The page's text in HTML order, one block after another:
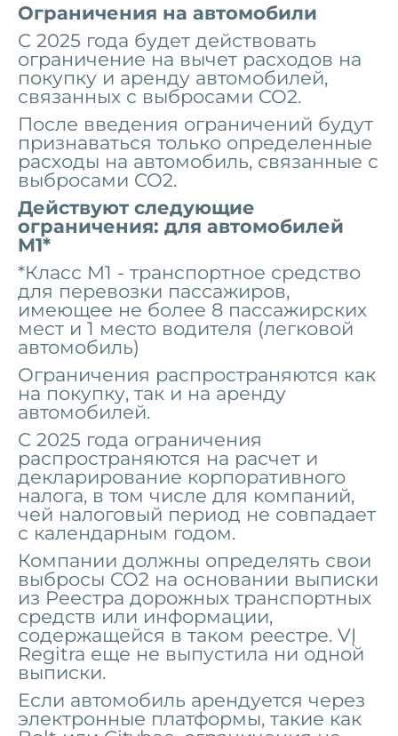
Ограничения на автомобили
С 2025 года будет действовать
ограничение на вычет расходов на
покупку и аренду автомобилей,
связанных с выбросами CO2.
После введения ограничений будут
признаваться только определенные
расходы на автомобиль, связанные с
выбросами CO2.
Действуют следующие
ограничения: для автомобилей
M1*
*Класс M1 - транспортное средство
для перевозки пассажиров,
имеющее не более 8 пассажирских
мест и 1 место водителя (легковой
автомобиль)
Ограничения распространяются как
на покупку, так и на аренду
автомобилей.
С 2025 года ограничения
распространяются на расчет и
декларирование корпоративного
налога, в том числе для компаний,
чей налоговый период не совпадает
с календарным годом.
Компании должны определять свои
выбросы CO2 на основании выписки
из Реестра дорожных транспортных
средств или информации,
содержащейся в таком реестре. VĮ
Regitra еще не выпустила ни одной
выписки.
Если автомобиль арендуется через
электронные платформы, такие как